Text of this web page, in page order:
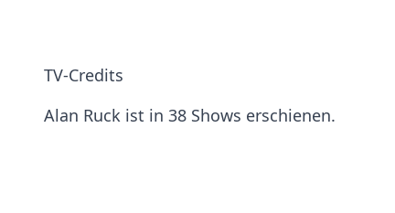
TV-Credits
Alan Ruck ist in 38 Shows erschienen.